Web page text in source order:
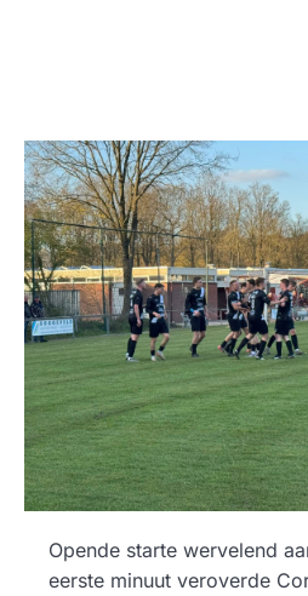
Opende starte wervelend
eerste minuut veroverde